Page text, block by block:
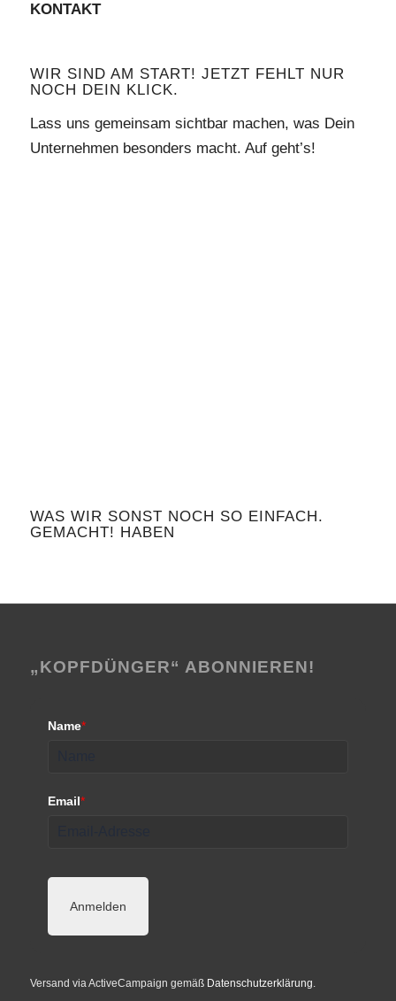
KONTAKT
WIR SIND AM START! JETZT FEHLT NUR
NOCH DEIN KLICK.
Lass uns gemeinsam sichtbar machen, was Dein
Unternehmen besonders macht. Auf geht’s!
WAS WIR SONST NOCH SO EINFACH.
GEMACHT! HABEN
„KOPFDÜNGER“ ABONNIEREN!
Name*
Email*
Anmelden
Versand via ActiveCampaign gemäß Datenschutzerklärung.